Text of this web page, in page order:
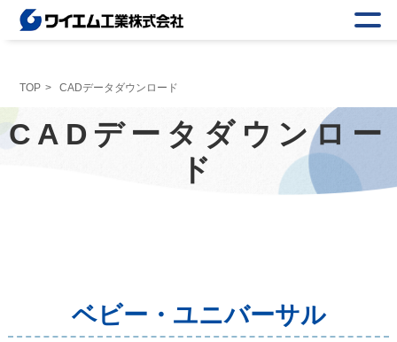
TOP CADデータダウンロード
CADデータダウンロー
ド
ベビー・ユニバーサル